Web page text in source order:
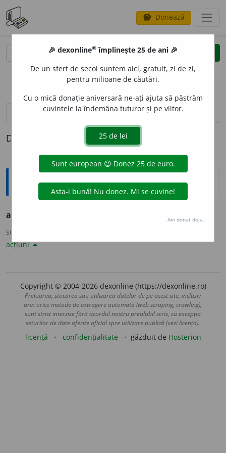
savings Donează
clear
opțiuni
definiții (1) pronunțievolume_up (2)
Definiția cu ID-ul 783979:
Explicative DEX
abstinent
sursa:
acțiuni
Copyright © 2004-2026 dexonline (https://dexonline.ro)
Preluarea, stocarea sau utilizarea datelor de pe acest site, inclusiv
prin orice metode de extragere automată (web scraping, crawling),
sunt strict interzise fără acordul nostru prealabil scris, cu excepția
seturilor de date oferite oficial spre utilizare publică (vezi licența).
licență confidențialitate găzduit de Hosterion
🎉 dexonline® împlinește 25 de ani 🎉
De un sfert de secol suntem aici, gratuit, zi de zi,
pentru milioane de căutări.
Cu o mică donație aniversară ne-ați ajuta să păstrăm
cuvintele la îndemâna tuturor și pe viitor.
Am donat deja.